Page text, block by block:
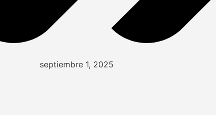
septiembre 1, 2025